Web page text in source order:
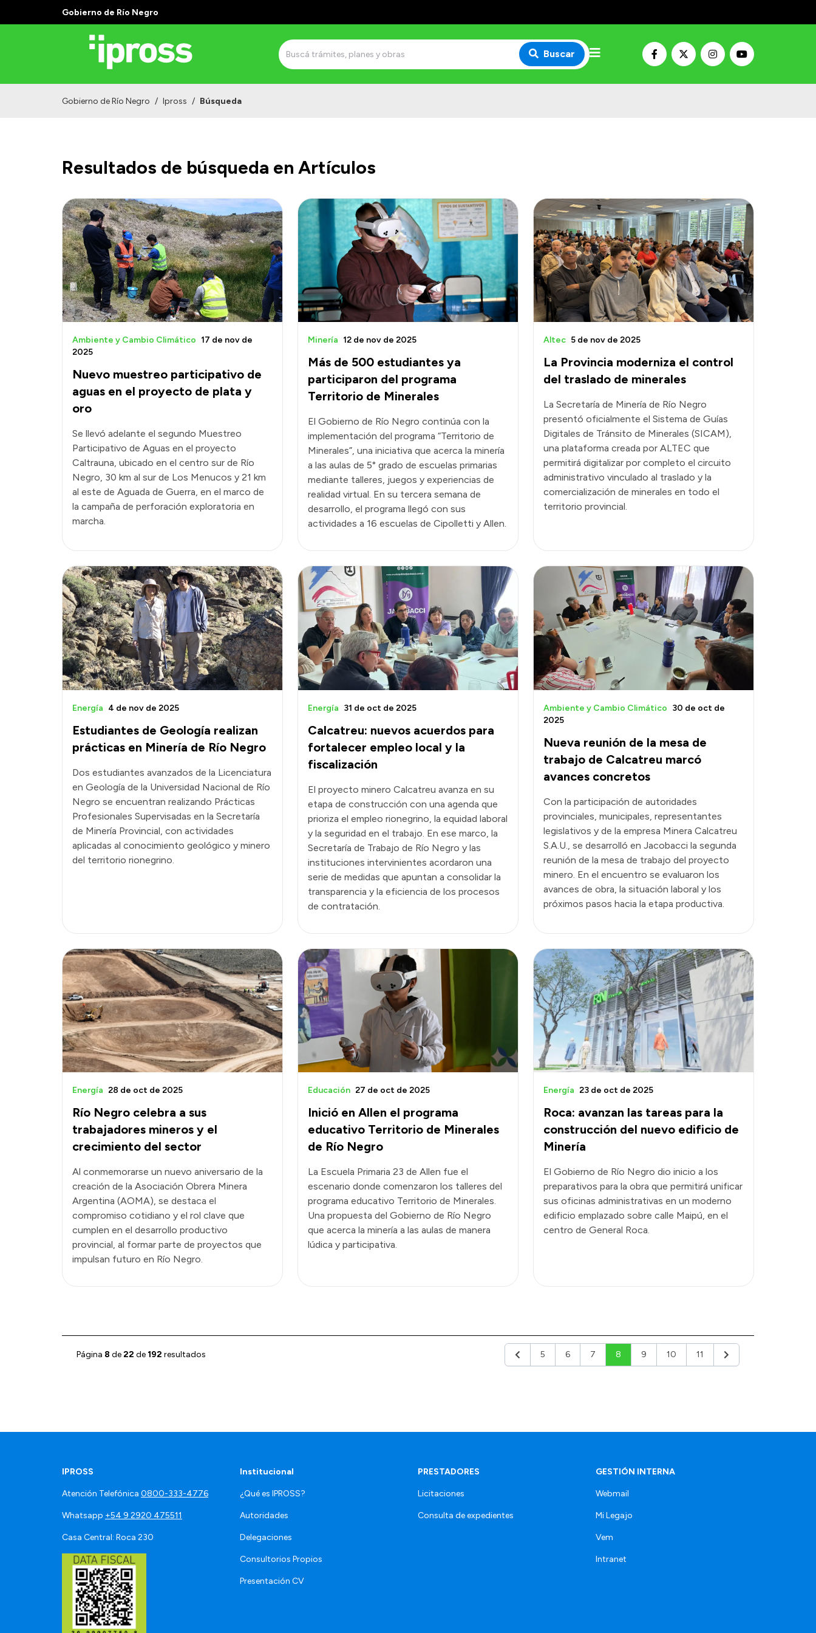
Gobierno de Río Negro
Buscar
Gobierno de Río Negro / Ipross / Búsqueda
Resultados de búsqueda en Artículos
Nuevo muestreo participativo de
aguas en el proyecto de plata y
oro
Ambiente y Cambio Climático 17 de nov de
2025
Se llevó adelante el segundo Muestreo
Participativo de Aguas en el proyecto
Caltrauna, ubicado en el centro sur de Río
Negro, 30 km al sur de Los Menucos y 21 km
al este de Aguada de Guerra, en el marco de
la campaña de perforación exploratoria en
marcha.
Más de 500 estudiantes ya
participaron del programa
Territorio de Minerales
Minería 12 de nov de 2025
El Gobierno de Río Negro continúa con la
implementación del programa “Territorio de
Minerales”, una iniciativa que acerca la minería
a las aulas de 5° grado de escuelas primarias
mediante talleres, juegos y experiencias de
realidad virtual. En su tercera semana de
desarrollo, el programa llegó con sus
actividades a 16 escuelas de Cipolletti y Allen.
La Provincia moderniza el control
del traslado de minerales
Altec 5 de nov de 2025
La Secretaría de Minería de Río Negro
presentó oficialmente el Sistema de Guías
Digitales de Tránsito de Minerales (SICAM),
una plataforma creada por ALTEC que
permitirá digitalizar por completo el circuito
administrativo vinculado al traslado y la
comercialización de minerales en todo el
territorio provincial.
Estudiantes de Geología realizan
prácticas en Minería de Río Negro
Energía 4 de nov de 2025
Dos estudiantes avanzados de la Licenciatura
en Geología de la Universidad Nacional de Río
Negro se encuentran realizando Prácticas
Profesionales Supervisadas en la Secretaría
de Minería Provincial, con actividades
aplicadas al conocimiento geológico y minero
del territorio rionegrino.
Calcatreu: nuevos acuerdos para
fortalecer empleo local y la
fiscalización
Energía 31 de oct de 2025
El proyecto minero Calcatreu avanza en su
etapa de construcción con una agenda que
prioriza el empleo rionegrino, la equidad laboral
y la seguridad en el trabajo. En ese marco, la
Secretaría de Trabajo de Río Negro y las
instituciones intervinientes acordaron una
serie de medidas que apuntan a consolidar la
transparencia y la eficiencia de los procesos
de contratación.
Nueva reunión de la mesa de
trabajo de Calcatreu marcó
avances concretos
Ambiente y Cambio Climático 30 de oct de
2025
Con la participación de autoridades
provinciales, municipales, representantes
legislativos y de la empresa Minera Calcatreu
S.A.U., se desarrolló en Jacobacci la segunda
reunión de la mesa de trabajo del proyecto
minero. En el encuentro se evaluaron los
avances de obra, la situación laboral y los
próximos pasos hacia la etapa productiva.
Río Negro celebra a sus
trabajadores mineros y el
crecimiento del sector
Energía 28 de oct de 2025
Al conmemorarse un nuevo aniversario de la
creación de la Asociación Obrera Minera
Argentina (AOMA), se destaca el
compromiso cotidiano y el rol clave que
cumplen en el desarrollo productivo
provincial, al formar parte de proyectos que
impulsan futuro en Río Negro.
Inició en Allen el programa
educativo Territorio de Minerales
de Río Negro
Educación 27 de oct de 2025
La Escuela Primaria 23 de Allen fue el
escenario donde comenzaron los talleres del
programa educativo Territorio de Minerales.
Una propuesta del Gobierno de Río Negro
que acerca la minería a las aulas de manera
lúdica y participativa.
Roca: avanzan las tareas para la
construcción del nuevo edificio de
Minería
Energía 23 de oct de 2025
El Gobierno de Río Negro dio inicio a los
preparativos para la obra que permitirá unificar
sus oficinas administrativas en un moderno
edificio emplazado sobre calle Maipú, en el
centro de General Roca.
Página 8 de22 de 192 resultados Anterior
5 6 7 8 9 10 11 Siguiente
IPROSS
Atención Telefónica 0800-333-4776
Whatsapp +54 9 2920 475511
Casa Central: Roca 230
Institucional
¿Qué es IPROSS?
Autoridades
Delegaciones
Consultorios Propios
Presentación CV
PRESTADORES
Licitaciones
Consulta de expedientes
GESTIÓN INTERNA
Webmail
Mi Legajo
Vem
Intranet